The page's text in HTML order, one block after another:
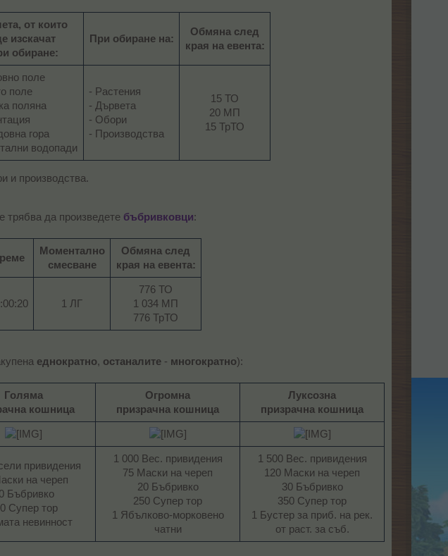
от които
изскачат
обиране:
При обиране на:
Обмяна след
края на евента:
поле
поле
поляна
гора
водопади​
- Растения
- Дървета
- Обори
- Производства​
15 ТО
20 МП
15 ТрТО​
и производства.
трябва да произведете бъбривковци:
Моментално
смесване
Обмяна след
края на евента:
1 ЛГ​
776 ТО
1 034 МП
776 ТрТО​
еднократно, останалите - многократно):
Голяма
кошница
Огромна
призрачна кошница
Луксозна
призрачна кошница
привидения
на череп
Бъбривко
Супер тор
невинност​
1 000 Вес. привидения
75 Маски на череп
20 Бъбривко
250 Супер тор
1 Ябълково-морковено
чатни​
1 500 Вес. привидения
120 Маски на череп
30 Бъбривко
350 Супер тор
1 Бустер за приб. на рек.
от раст. за съб.​